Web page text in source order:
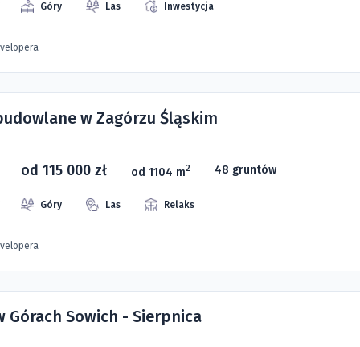
Góry Las Inwestycja
w Zagórzu Śląskim
od 115 000 zł od 1104 m2 48 gruntów
Góry Las Relaks
Górach Sowich - Sierpnica